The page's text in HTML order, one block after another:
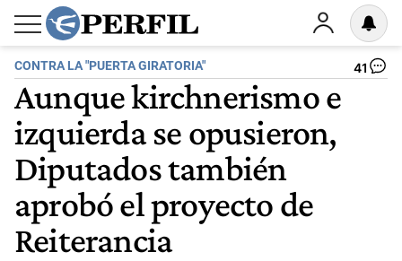
CONTRA LA "PUERTA GIRATORIA" 41
Aunque kirchnerismo e
izquierda se opusieron,
Diputados también
aprobó el proyecto de
Reiterancia